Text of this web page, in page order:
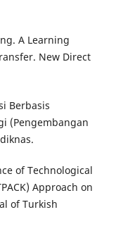
A Learning
New Direct
Berbasis
(Pengembangan
of Technological
Approach on
of Turkish